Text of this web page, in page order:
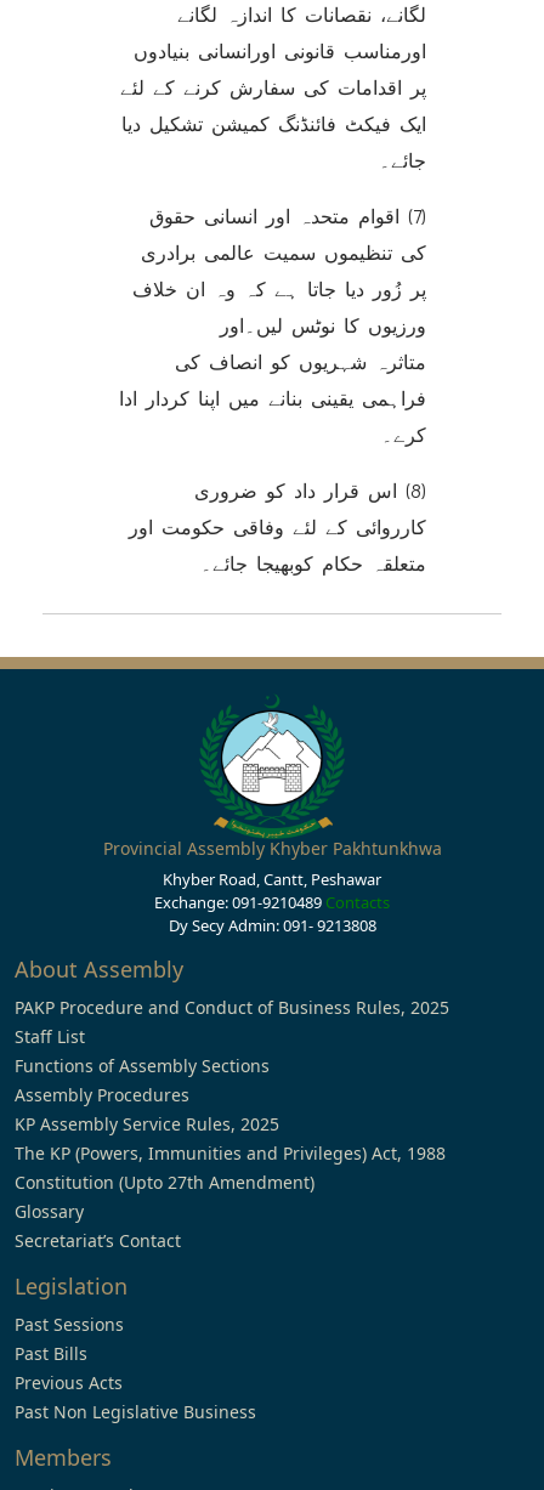
لگانے، نقصانات کا اندازہ لگانے
اورمناسب قانونی اورانسانی بنیادوں
پر اقدامات کی سفارش کرنے کے لئے
ایک فیکٹ فائنڈنگ کمیشن تشکیل دیا
جائے۔
(7) اقوام متحدہ اور انسانی حقوق
کی تنظیموں سمیت عالمی برادری
پر زُور دیا جاتا ہے کہ وہ ان خلاف
ورزیوں کا نوٹس لیں۔اور
متاثرہ شہریوں کو انصاف کی
فراہمی یقینی بنانے میں اپنا کردار ادا
کرے۔
(8) اس قرار داد کو ضروری
کارروائی کے لئے وفاقی حکومت اور
متعلقہ حکام کوبھیجا جائے۔
Provincial Assembly Khyber Pakhtunkhwa
Khyber Road, Cantt, Peshawar
Exchange: 091-9210489 Contacts
Dy Secy Admin: 091- 9213808
About Assembly
PAKP Procedure and Conduct of Business Rules, 2025
Staff List
Functions of Assembly Sections
Assembly Procedures
KP Assembly Service Rules, 2025
The KP (Powers, Immunities and Privileges) Act, 1988
Constitution (Upto 27th Amendment)
Glossary
Secretariat’s Contact
Legislation
Past Sessions
Past Bills
Previous Acts
Past Non Legislative Business
Members